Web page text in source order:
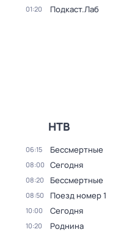
01:20 Подкаст.Лаб
НТВ
06:15 Бессмертные
08:00 Сегодня
08:20 Бессмертные
08:50 Поезд номер 1
10:00 Сегодня
10:20 Роднина